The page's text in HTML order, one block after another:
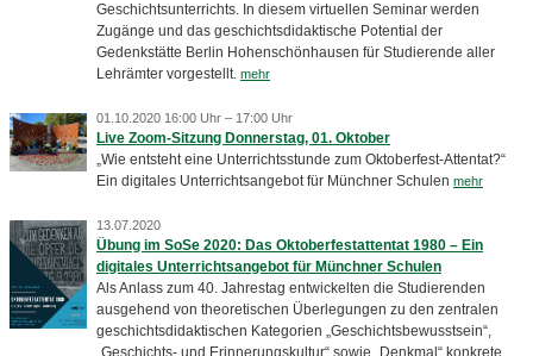
Geschichtsunterrichts. In diesem virtuellen Seminar werden
Zugänge und das geschichtsdidaktische Potential der
Gedenkstätte Berlin Hohenschönhausen für Studierende aller
Lehrämter vorgestellt. mehr
01.10.2020 16:00 Uhr – 17:00 Uhr
Live Zoom-Sitzung Donnerstag, 01. Oktober
„Wie entsteht eine Unterrichtsstunde zum Oktoberfest-Attentat?“
Ein digitales Unterrichtsangebot für Münchner Schulen mehr
13.07.2020
Übung im SoSe 2020: Das Oktoberfestattentat 1980 – Ein
digitales Unterrichtsangebot für Münchner Schulen
Als Anlass zum 40. Jahrestag entwickelten die Studierenden
ausgehend von theoretischen Überlegungen zu den zentralen
geschichtsdidaktischen Kategorien „Geschichtsbewusstsein“,
„Geschichts- und Erinnerungskultur“ sowie „Denkmal“ konkrete,